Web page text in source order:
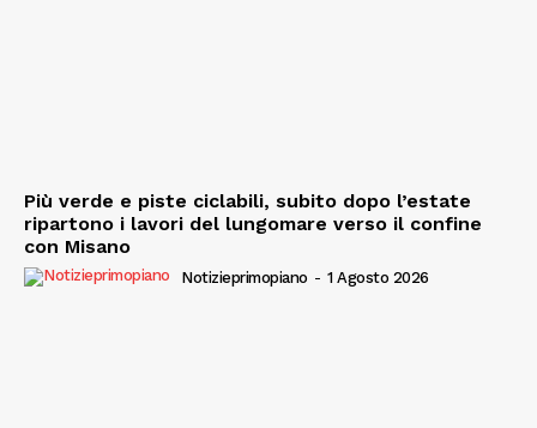
Più verde e piste ciclabili, subito dopo l’estate
ripartono i lavori del lungomare verso il confine
con Misano
Notizieprimopiano - 1 Agosto 2026